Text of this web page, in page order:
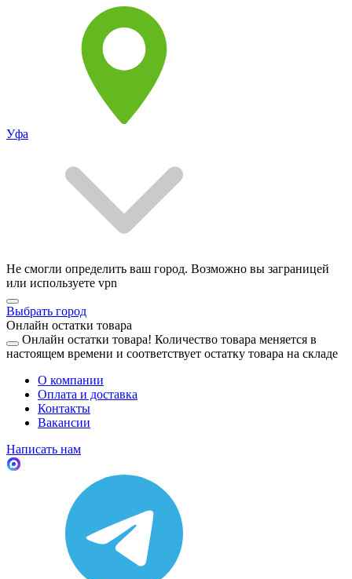
Уфа
Не смогли определить ваш город. Возможно вы заграницей
или используете vpn
Выбрать город
Онлайн остатки товара
Онлайн остатки товара! Количество товара меняется в
настоящем времени и соответствует остатку товара на складе
О компании
Оплата и доставка
Контакты
Вакансии
Написать нам